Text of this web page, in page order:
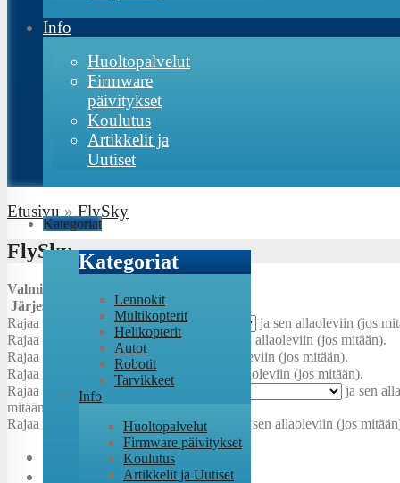
Info
Huoltopalvelut
Firmware
päivitykset
Koulutus
Artikkelit ja
Uutiset
Kategoriat
Kategoriat
Lennokit
Multikopterit
Helikopterit
Autot
Robotit
Tarvikkeet
Info
Huoltopalvelut
Firmware päivitykset
Koulutus
Artikkelit ja Uutiset
Etusivu » FlySky
FlySky
Valmistaja:
Järjestys:
Rajaa
Kennomäärä/jännite:
ja sen allaoleviin (jos
Rajaa
Kokoluokka:
ja sen allaoleviin (jos mitään).
Rajaa
ja sen allaoleviin (jos mitään).
Rajaa
ja sen allaoleviin (jos mitään).
Rajaa
Teholuokka:
ja sen
mitään).
Rajaa
Suositeltu jännite: ja sen allaoleviin (jos